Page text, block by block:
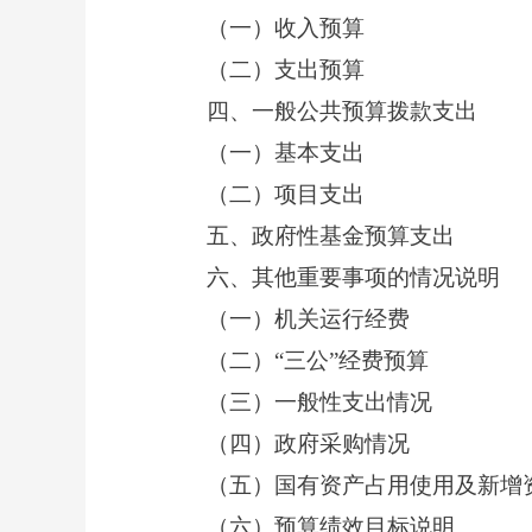
（一）收入预算
（二）支出预算
四、一般公共预算拨款支出
（一）基本支出
（二）项目支出
五、政府性基金预算支出
六、其他重要事项的情况说明
（一）机关运行经费
（二） “三公”经费预算
（三）一般性支出情况
（四）政府采购情况
（五）国有资产占用使用及新
（六）预算绩效目标说明